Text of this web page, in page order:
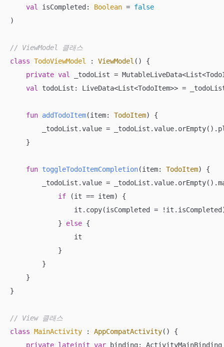
val
isCompleted: Boolean = false
)
// ViewModel 클래스
class TodoViewModel : ViewModel () {
private val
_todoList =
val
todoList: LiveData<List<TodoItem>> =
fun addTodoItem(item: TodoItem)
{
_todoList.value =
    }
fun toggleTodoItemCompletion(item: TodoItem)
{
_todoList.value =
if (it == item) {
it.copy(isCompleted =
            }
else {
                it
            }
        }
    }
}
// View 클래스
class MainActivity : AppCompatActivity() {
private lateinit var binding: ActivityMainBinding